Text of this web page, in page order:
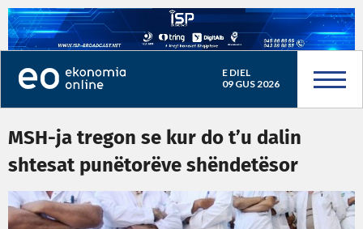
E DIEL
09 GUS 2026
MSH-ja tregon se kur do t’u dalin
shtesat punëtorëve shëndetësor